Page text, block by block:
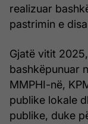
realizuar
pastrimin e
Gjatë vitit
bashkëpunuar
MMPHI-në,
publike lokale
publike, duke